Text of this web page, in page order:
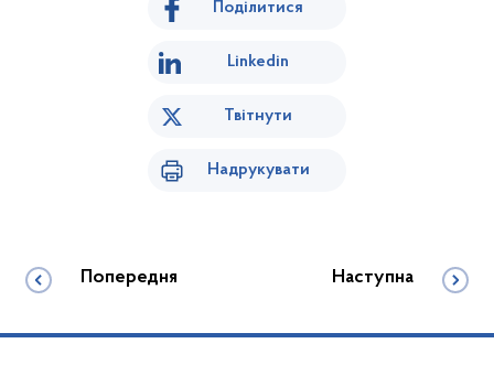
Поділитися
Linkedin
Твітнути
Надрукувати
Попередня Наступна